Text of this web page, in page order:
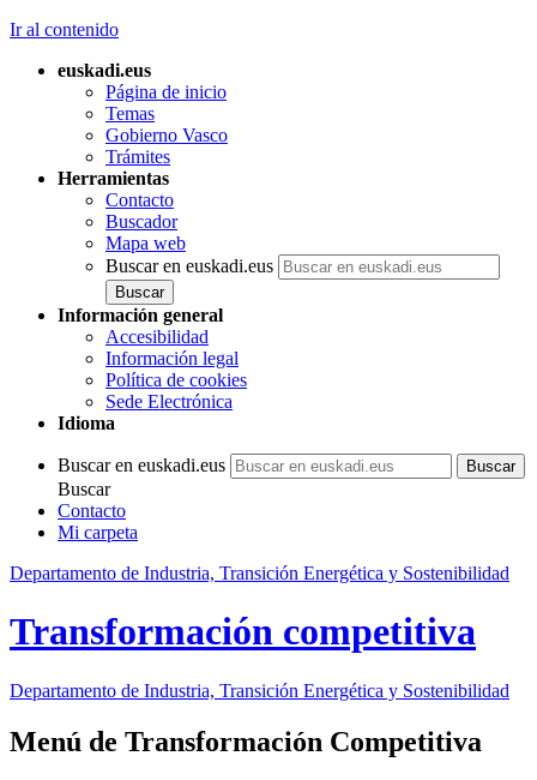
Ir al contenido
euskadi.eus
Página de inicio
Temas
Gobierno Vasco
Trámites
Herramientas
Contacto
Buscador
Mapa web
Buscar en euskadi.eus
Información general
Accesibilidad
Información legal
Política de cookies
Sede Electrónica
Idioma
Buscar en euskadi.eus
Buscar
Contacto
Mi carpeta
Departamento de Industria, Transición Energética y Sostenibilidad
Transformación competitiva
Departamento de Industria, Transición Energética y Sostenibilidad
Menú de Transformación Competitiva